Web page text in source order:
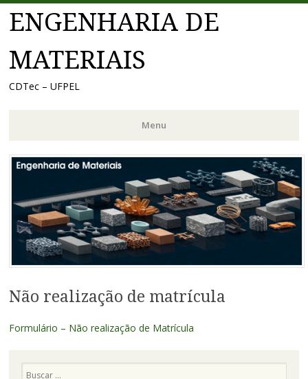
ENGENHARIA DE
MATERIAIS
CDTec – UFPEL
Menu
Pular
conteúdo
Não realização de matrícula
Formulário – Não realização de Matrícula